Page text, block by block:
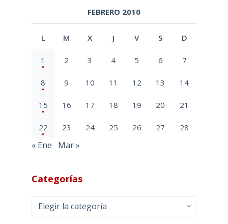
FEBRERO 2010
L M X J V S D
1 2 3 4 5 6 7
8 9 10 11 12 13 14
15 16 17 18 19 20 21
22 23 24 25 26 27 28
« Ene Mar »
Categorías
Categorías